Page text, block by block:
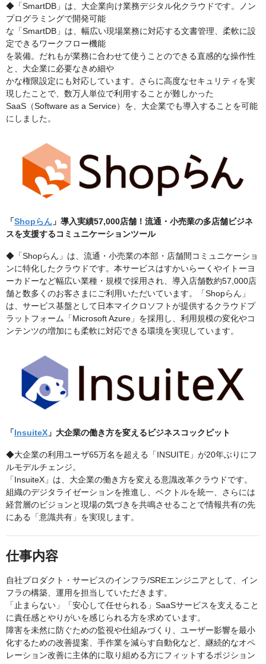
◆「SmartDB」は、⼤企業向け業務デジタル化クラウドです。ノン
プログラミングで開発可能
な「SmartDB」は、幅広い現場業務に対応する⽂書管理、柔軟に設
定できるワークフロー機能
を装備。だれもが業務に合わせて使うことのできる直感的な操作性
と、⼤企業に必要なきめ細や
かな権限設定にも対応しています。さらに高度なセキュリティを実
現したことで、数万人単位で利用することが難しかった
SaaS（Software as a Service）を、大企業でも導入することを可能
にしました。
「Shopらん 」導入実績57,000店舗！流通・小売業の多店舗ビジネ
スを支援するコミュニケーションツール
◆「Shopらん」は、流通・小売業の本部・店舗間コミュニケーショ
ンに特化したクラウドです。本サービスはすかいらーくやイトーヨ
ーカドーなど幅広い業種・規模で採用され、導入店舗数約57,000店
舗と数多くのお客さまにご利用いただいています。「Shopらん」
は、サービス基盤として日本マイクロソフトが提供するクラウドプ
ラットフォーム「Microsoft Azure」を採用し、利用規模の変化やコ
ンテンツの増加にも柔軟に対応できる環境を実現しています。
「InsuiteX 」大企業の働き方を変えるビジネスコックピット
◆大企業の利用ユーザ65万名を超える「INSUITE」が20年ぶりにフ
ルモデルチェンジ。
「InsuiteX」は、大企業の働き方を変える意識改革クラウドです。
組織のデジタライゼーションを推進し、ベクトルを統一、さらには
経営層のビジョンと現場の気づきを共鳴させることで情報共有の先
にある「意識共有」を実現します。
仕事内容
自社プロダクト・サービスのインフラ/SREエンジニアとして、イン
フラの構築、運用を担当していただきます。
「止まらない」「安心して任せられる」SaaSサービスを支えること
に責任感とやりがいを感じられる方を求めています。
障害を未然に防ぐための監視や仕組みづくり、ユーザー影響を最小
化するための改善提案、手作業を減らす自動化など、継続的なオペ
レーション改善に主体的に取り組める方にフィットするポジション